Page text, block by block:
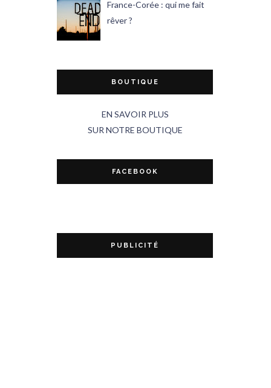
France-Corée : qui me fait
rêver ?
BOUTIQUE
EN SAVOIR PLUS
SUR NOTRE BOUTIQUE
FACEBOOK
PUBLICITÉ